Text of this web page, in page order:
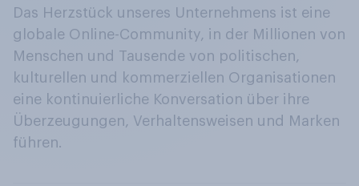
Das Herzstück unseres Unternehmens ist eine
globale Online-Community, in der Millionen von
Menschen und Tausende von politischen,
kulturellen und kommerziellen Organisationen
eine kontinuierliche Konversation über ihre
Überzeugungen, Verhaltensweisen und Marken
führen.